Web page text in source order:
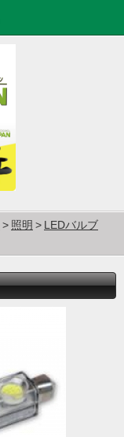
照明
LEDバルブ